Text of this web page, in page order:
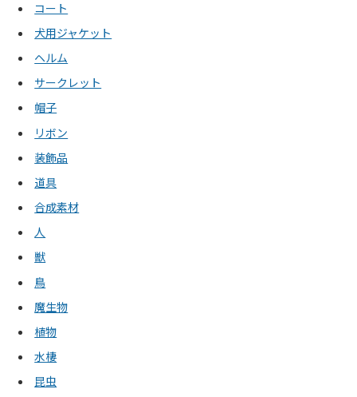
コート
犬用ジャケット
ヘルム
サークレット
帽子
リボン
装飾品
道具
合成素材
人
獣
鳥
魔生物
植物
水棲
昆虫